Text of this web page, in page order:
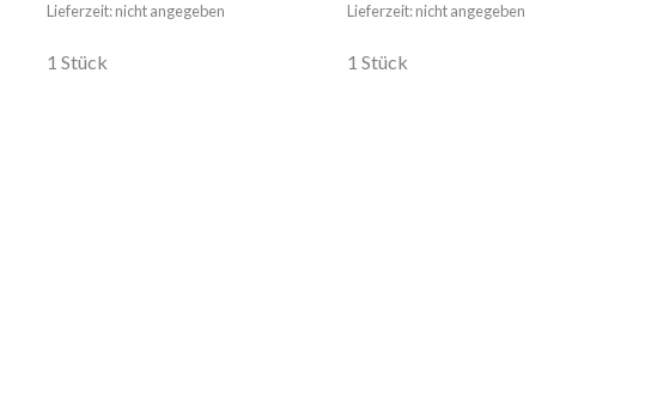
Lieferzeit: nicht angegeben
1 Stück
Lieferzeit: nicht angegeben
1 Stück